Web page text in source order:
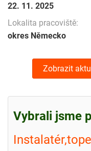
22. 11. 2025
Lokalita pracoviště:
okres Německo
Zobrazit
Vybrali jsme